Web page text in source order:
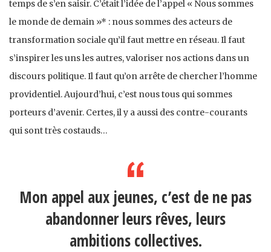
temps de s’en saisir. C’était l’idée de l’appel « Nous sommes
le monde de demain »* : nous sommes des acteurs de
transformation sociale qu’il faut mettre en réseau. Il faut
s’inspirer les uns les autres, valoriser nos actions dans un
discours politique. Il faut qu’on arrête de chercher l’homme
providentiel. Aujourd’hui, c’est nous tous qui sommes
porteurs d’avenir. Certes, il y a aussi des contre-courants
qui sont très costauds…
Mon appel aux jeunes, c’est de ne pas
abandonner leurs rêves, leurs
ambitions collectives.